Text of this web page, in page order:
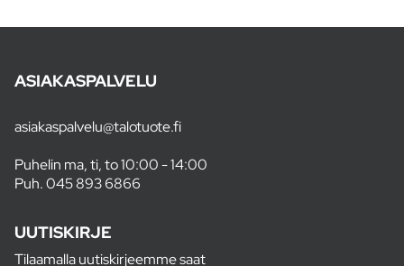
ASIAKASPALVELU
asiakaspalvelu@talotuote.fi
Puhelin ma, ti, to 10:00 - 14:00
Puh.045 893 6866
UUTISKIRJE
Tilaamalla uutiskirjeemme saat